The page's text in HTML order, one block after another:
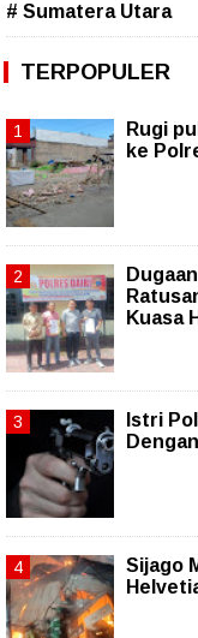
# Sumatera Utara
TERPOPULER
Rugi
ke
Kuasa
Istri
Sijago